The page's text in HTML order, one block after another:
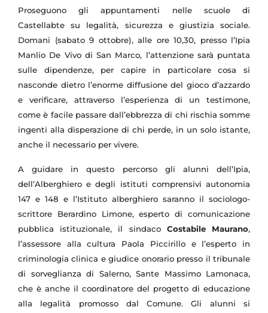
Proseguono gli appuntamenti nelle scuole di
Castellabte su legalità, sicurezza e giustizia sociale.
Domani (sabato 9 ottobre), alle ore 10,30, presso l’Ipia
Manlio De Vivo di San Marco, l’attenzione sarà puntata
sulle dipendenze, per capire in particolare cosa si
nasconde dietro l’enorme diffusione del gioco d’azzardo
e verificare, attraverso l’esperienza di un testimone,
come è facile passare dall’ebbrezza di chi rischia somme
ingenti alla disperazione di chi perde, in un solo istante,
anche il necessario per vivere.
A guidare in questo percorso gli alunni dell’Ipia,
dell’Alberghiero e degli istituti comprensivi autonomia
147 e 148 e l’Istituto alberghiero saranno il sociologo-
scrittore Berardino Limone, esperto di comunicazione
pubblica istituzionale, il sindaco Costabile Maurano,
l’assessore alla cultura Paola Piccirillo e l’esperto in
criminologia clinica e giudice onorario presso il tribunale
di sorveglianza di Salerno, Sante Massimo Lamonaca,
che è anche il coordinatore del progetto di educazione
alla legalità promosso dal Comune. Gli alunni si